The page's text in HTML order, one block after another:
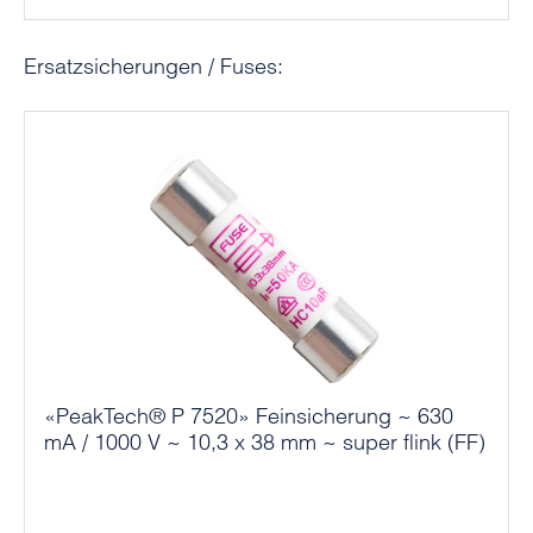
Produktgalerie überspringen
Ersatzsicherungen / Fuses:
«PeakTech® P 7520» Feinsicherung ~ 630
mA / 1000 V ~ 10,3 x 38 mm ~ super flink (FF)